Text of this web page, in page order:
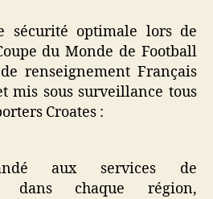
sécurité optimale lors de
du Monde de Football
renseignement Français
mis sous surveillance tous
Croates :
aux services de
dans chaque région,